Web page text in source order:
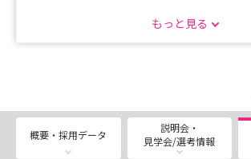
【Cコ ース】病院見学 ＋ 院内見学 ＋ 先
是非お友達と一緒にご参加ください！
もっと見る
概要・採用データ
説明会・
見学会/選考情報